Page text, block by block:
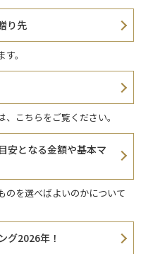
り先
。
こちらをご覧ください。
安となる金額や基本マ
のを選べばよいのかについて
グ2026年！